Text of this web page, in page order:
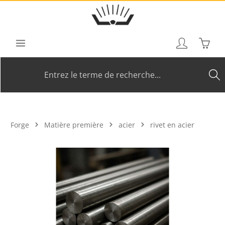
Passer au contenu principal
Le
Forge Matière première acier rivet en acier